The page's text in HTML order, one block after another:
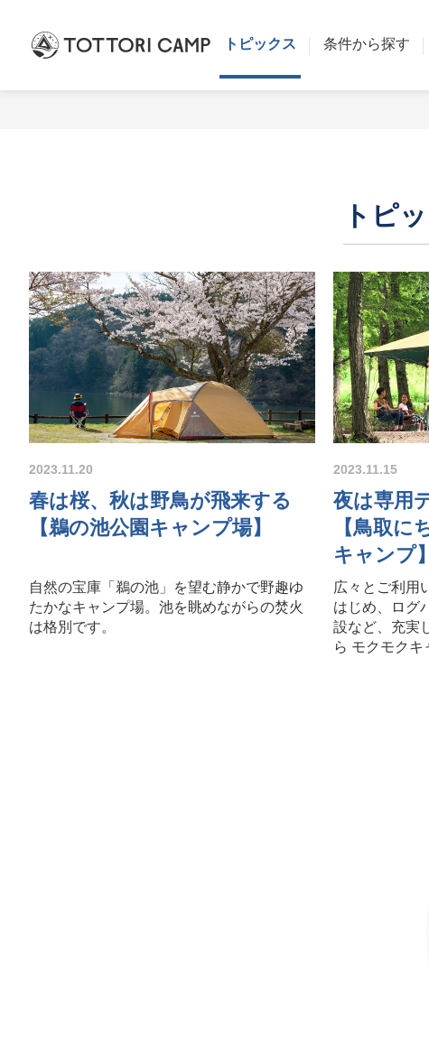
トピックス 条件から探す
トピ
2023.11.20
春は桜、秋は野鳥が飛来する
【鵜の池公園キャンプ場】
自然の宝庫「鵜の池」を望む静かで野趣ゆ
たかなキャンプ場。池を眺めながらの焚火
は格別です。
2023.11.15
夜は専用
【鳥取に
キャンプ】
広々とご利用
はじめ、ログ
設など、充実
ら モクモクキ